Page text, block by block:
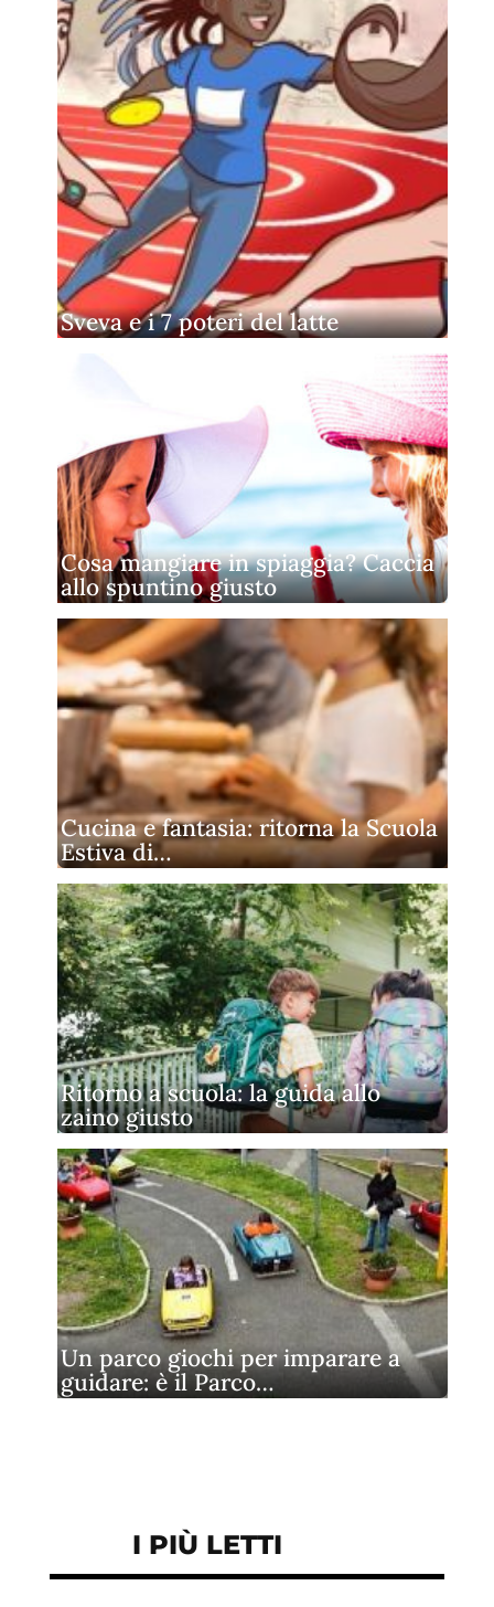
Sveva e i 7 poteri del latte
Cosa mangiare in spiaggia? Caccia
allo spuntino giusto
Cucina e fantasia: ritorna la Scuola
Estiva di…
Ritorno a scuola: la guida allo
zaino giusto
Un parco giochi per imparare a
guidare: è il Parco…
I PIÙ LETTI